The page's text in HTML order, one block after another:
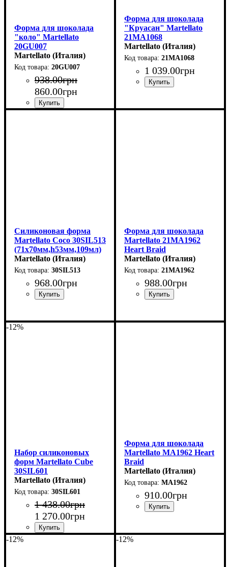
Форма для шоколада
"коло" Martellato
20GU007
(d37мм,h14мм,10гр)
Martellato (Италия)
20GU007
938.00грн
860.00грн
Форма для шоколада
"Круасан" Martellato
21MA1068
(45x32мм,h15мм,10гр)
Martellato (Италия)
21MA1068
1 039.00грн
Силиконовая форма
Martellato Coco 30SIL513
(71x70мм,h53мм,109мл)
Martellato (Италия)
30SIL513
968.00грн
Форма для шоколада
Martellato 21MA1962
Heart Braid
(31x27мм,h14мм,8гр)
Martellato (Италия)
21MA1962
988.00грн
-12%
Набор силиконовых
форм Martellato Cube
30SIL601
(50x50мм,h16мм,10гр)
Martellato (Италия)
30SIL601
1 438.00грн
1 270.00грн
Форма для шоколада
Martellato MA1962 Heart
Braid
(31x27мм,h14мм,8гр)
Martellato (Италия)
MA1962
910.00грн
-12% -12%